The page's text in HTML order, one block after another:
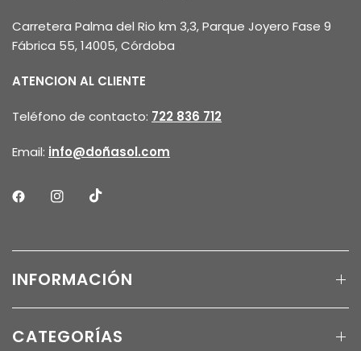
Carretera Palma del Rio km 3,3, Parque Joyero Fase 9
Fábrica 55, 14005, Córdoba
ATENCION AL CLIENTE
Teléfono de contacto: 722 836 712
Email: info@doñasol.com
INFORMACIÓN
CATEGORÍAS